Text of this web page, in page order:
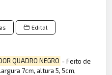
Edital
QUADRO NEGRO - Feito de
7cm, altura 5, 5cm,